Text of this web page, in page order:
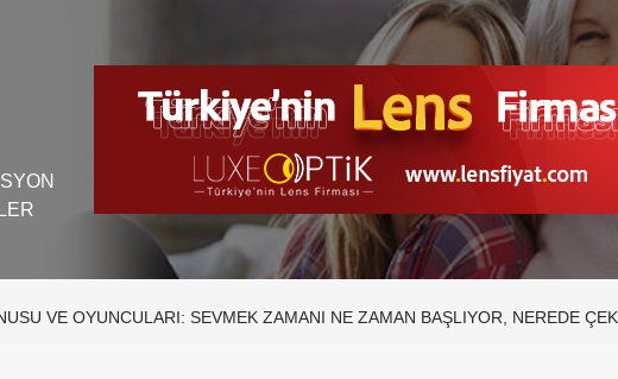
VE OYUNCULARI: SEVMEK ZAMANI NE ZAMAN BAŞLIYOR, NEREDE